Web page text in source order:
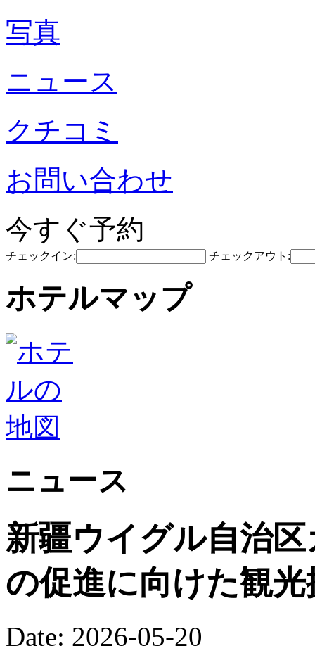
写真
ニュース
クチコミ
お問い合わせ
今すぐ予約
チェックイン: チェックアウト:
ホテルマップ
ニュース
新疆ウイグル自治
の促進に向けた観
Date: 2026-05-20